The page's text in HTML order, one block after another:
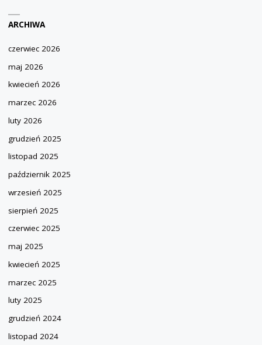
ARCHIWA
czerwiec 2026
maj 2026
kwiecień 2026
marzec 2026
luty 2026
grudzień 2025
listopad 2025
październik 2025
wrzesień 2025
sierpień 2025
czerwiec 2025
maj 2025
kwiecień 2025
marzec 2025
luty 2025
grudzień 2024
listopad 2024